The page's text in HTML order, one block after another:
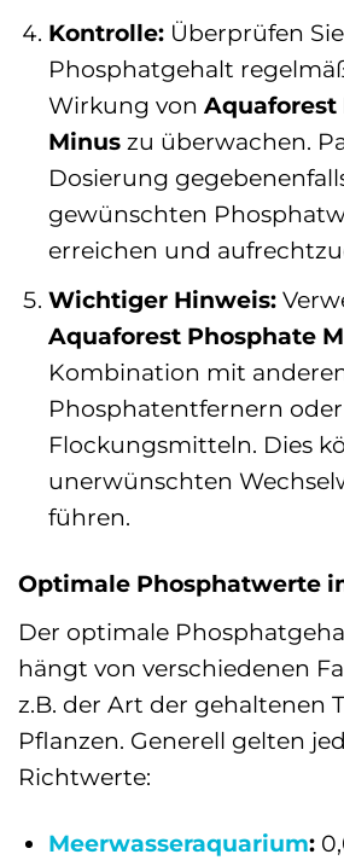
Kontrolle:Überprüfen
Phosphatgehalt
Wirkung von Aquaforest
Minuszu überwachen.
Dosierung
gewünschten
erreichen und
Wichtiger Hinweis:
Aquaforest Phosphate
Kombination mit
Phosphatentfernern oder
Flockungsmitteln. Dies
unerwünschten
führen.
Optimale Phosphatwerte
Der optimale
hängt von verschiedenen
z.B. der Art der gehaltenen
Pflanzen. Generell gelten
Richtwerte:
Meerwasseraquarium: